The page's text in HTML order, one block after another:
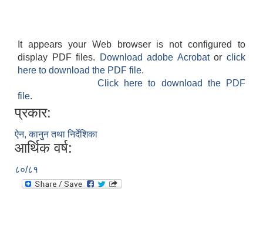
It appears your Web browser is not configured to
display PDF files.
Download adobe Acrobatorclick
here to download the PDF file.
Click here to download the PDF
file.
प्रकार:
ऐन, कानुन तथा निर्देशिका
आर्थिक वर्ष:
८०/८१